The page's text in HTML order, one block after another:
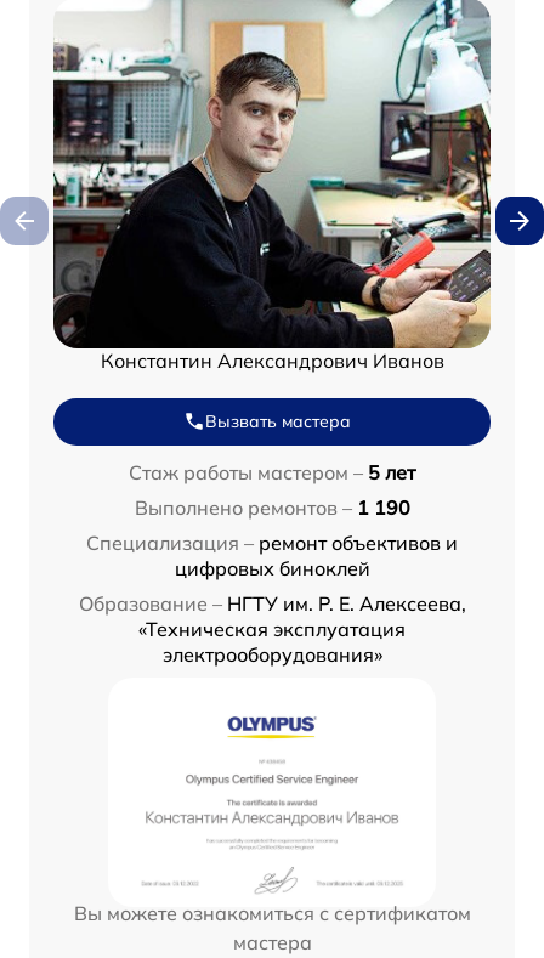
Константин Александрович Иванов
Вызвать мастера
Стаж работы мастером – 5 лет
Выполнено ремонтов – 1 190
Специализация – ремонт объективов и
цифровых биноклей
Образование – НГТУ им. Р. Е. Алексеева,
«Техническая эксплуатация
электрооборудования»
Вы можете ознакомиться с сертификатом
мастера